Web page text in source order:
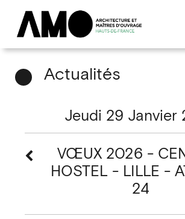
Actualités
Jeudi 29 Janvier
VŒUX 2026 -
HOSTEL - LILLE -
24